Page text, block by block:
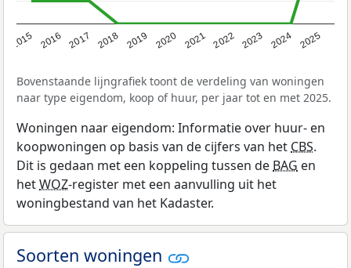
2015 2016 2017 2018 2019 2020 2021 2022 2023 2024 2025
Bovenstaande lijngrafiek toont de verdeling van woningen
naar type eigendom, koop of huur, per jaar tot en met 2025.
Woningen naar eigendom: Informatie over huur- en
koopwoningen op basis van de cijfers van hetCBS.
Dit is gedaan met een koppeling tussen deBAG en
hetWOZ-register met een aanvulling uit het
woningbestand van het Kadaster.
Soorten woningen